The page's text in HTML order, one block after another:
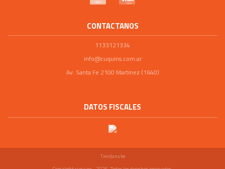
CONTACTANOS
1133121334
info@cuquins.com.ar
Av. Santa Fe 2100 Martinez (1640)
DATOS FISCALES
Tiendanube